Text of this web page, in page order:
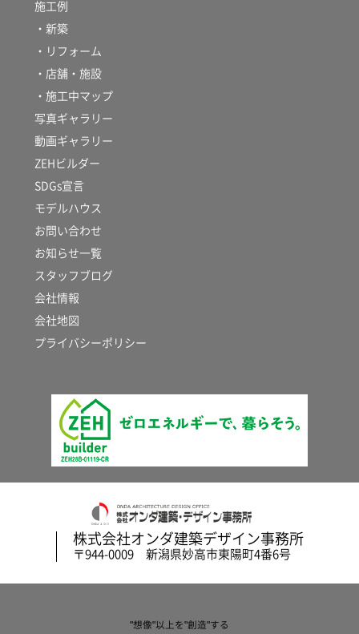
施工例
・新築
・リフォーム
・店舗・施設
・施工中マップ
写真ギャラリー
動画ギャラリー
ZEHビルダー
SDGs宣言
モデルハウス
お問い合わせ
お知らせ一覧
スタッフブログ
会社情報
会社地図
プライバシーポリシー
株式会社オンダ建築デザイン事務所
〒944-0009 新潟県妙高市東陽町4番6号
"想像"以上を"創造"する